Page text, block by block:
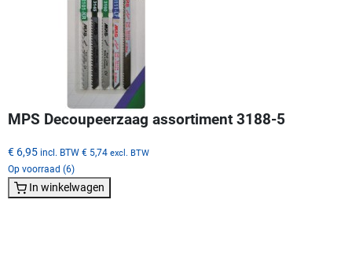
MPS Decoupeerzaag assortiment 3188-5
€ 6,95 incl. BTW € 5,74 excl. BTW
Op voorraad (6)
In winkelwagen